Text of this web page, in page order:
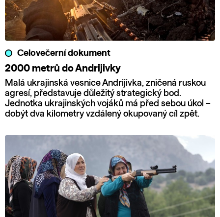
Celovečerní dokument
2000 metrů do Andrijivky
Malá ukrajinská vesnice Andrijivka, zničená ruskou
agresí, představuje důležitý strategický bod.
Jednotka ukrajinských vojáků má před sebou úkol –
dobýt dva kilometry vzdálený okupovaný cíl zpět.